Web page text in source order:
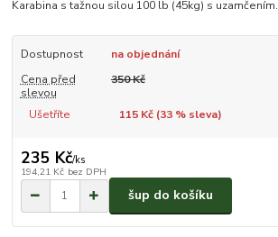
Karabina s tažnou silou 100 lb (45kg) s uzamčením.
Dostupnost
na objednání
Cena před
slevou
350 Kč
Ušetříte 115 Kč (33% sleva)
235 Kč/ks
194,21 Kč bez DPH
šup do košíku